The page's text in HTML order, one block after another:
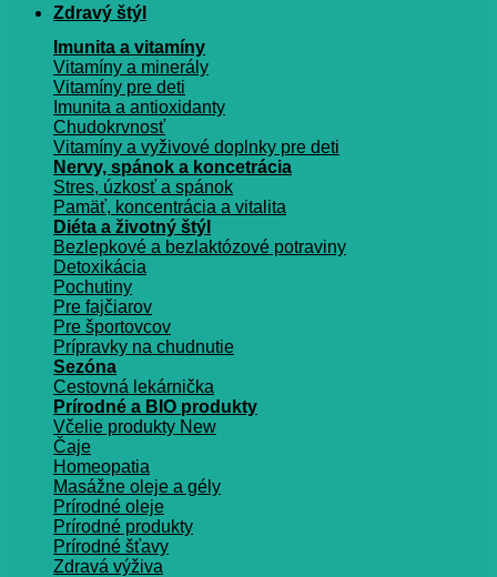
Zdravý štýl
Imunita a vitamíny
Vitamíny a minerály
Vitamíny pre deti
Imunita a antioxidanty
Chudokrvnosť
Vitamíny a vyživové doplnky pre deti
Nervy, spánok a koncetrácia
Stres, úzkosť a spánok
Pamäť, koncentrácia a vitalita
Diéta a životný štýl
Bezlepkové a bezlaktózové potraviny
Detoxikácia
Pochutiny
Pre fajčiarov
Pre športovcov
Prípravky na chudnutie
Sezóna
Cestovná lekárnička
Prírodné a BIO produkty
Včelie produkty
Čaje
Homeopatia
Masážne oleje a gély
Prírodné oleje
Prírodné produkty
Prírodné šťavy
Zdravá výživa